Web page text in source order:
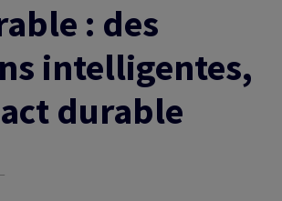
: des
intelligentes,
durable